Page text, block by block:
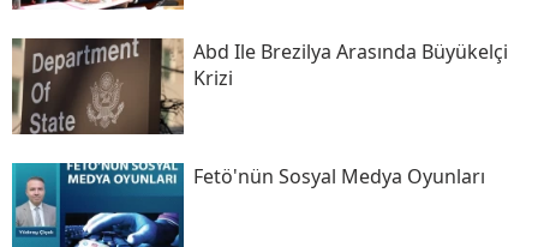
Abd Ile Brezilya Arasında Büyükelçi
Krizi
Fetö'nün Sosyal Medya Oyunları